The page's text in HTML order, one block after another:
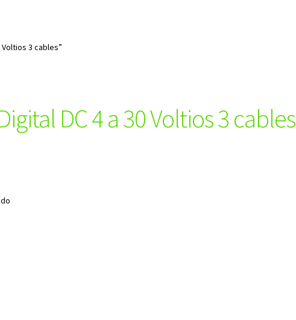
3 cables”
DC 4 a 30 Voltios 3 cables